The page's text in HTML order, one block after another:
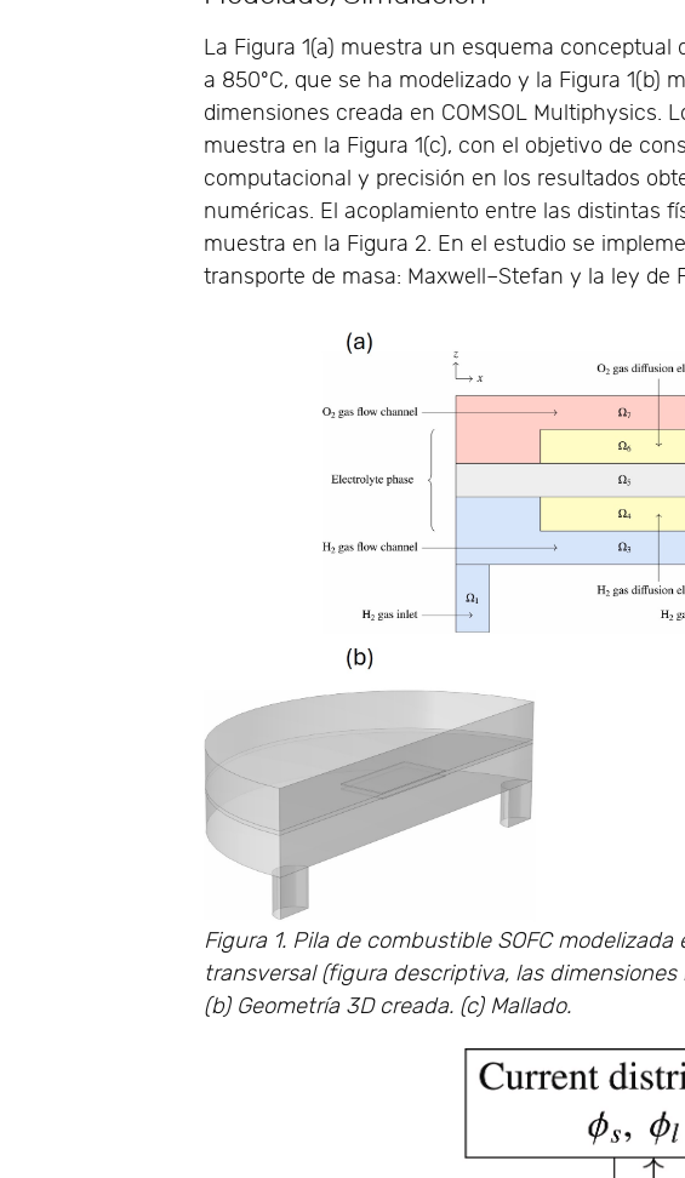
La Figura 1(a) muestra un esquema conceptual
a 850ºC, que se ha modelizado y la Figura 1(b)
dimensiones creada en COMSOL Multiphysics.
muestra en la Figura 1(c), con el objetivo de
computacional y precisión en los resultados
numéricas. El acoplamiento entre las distintas
muestra en la Figura 2. En el estudio se
transporte de masa: Maxwell–Stefan y la ley de
Figura 1. Pila de combustible SOFC
transversal (figura descriptiva, las
(b) Geometría 3D creada. (c) Mallado.